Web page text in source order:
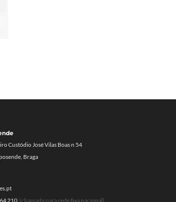
Custódio José Vilas Boas n 54
Braga
210 (chamada para rede fixa nacional)